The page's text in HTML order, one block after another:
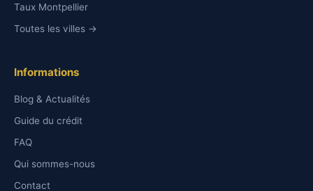
Taux Montpellier
Toutes les villes →
Informations
Blog & Actualités
Guide du crédit
FAQ
Qui sommes-nous
Contact